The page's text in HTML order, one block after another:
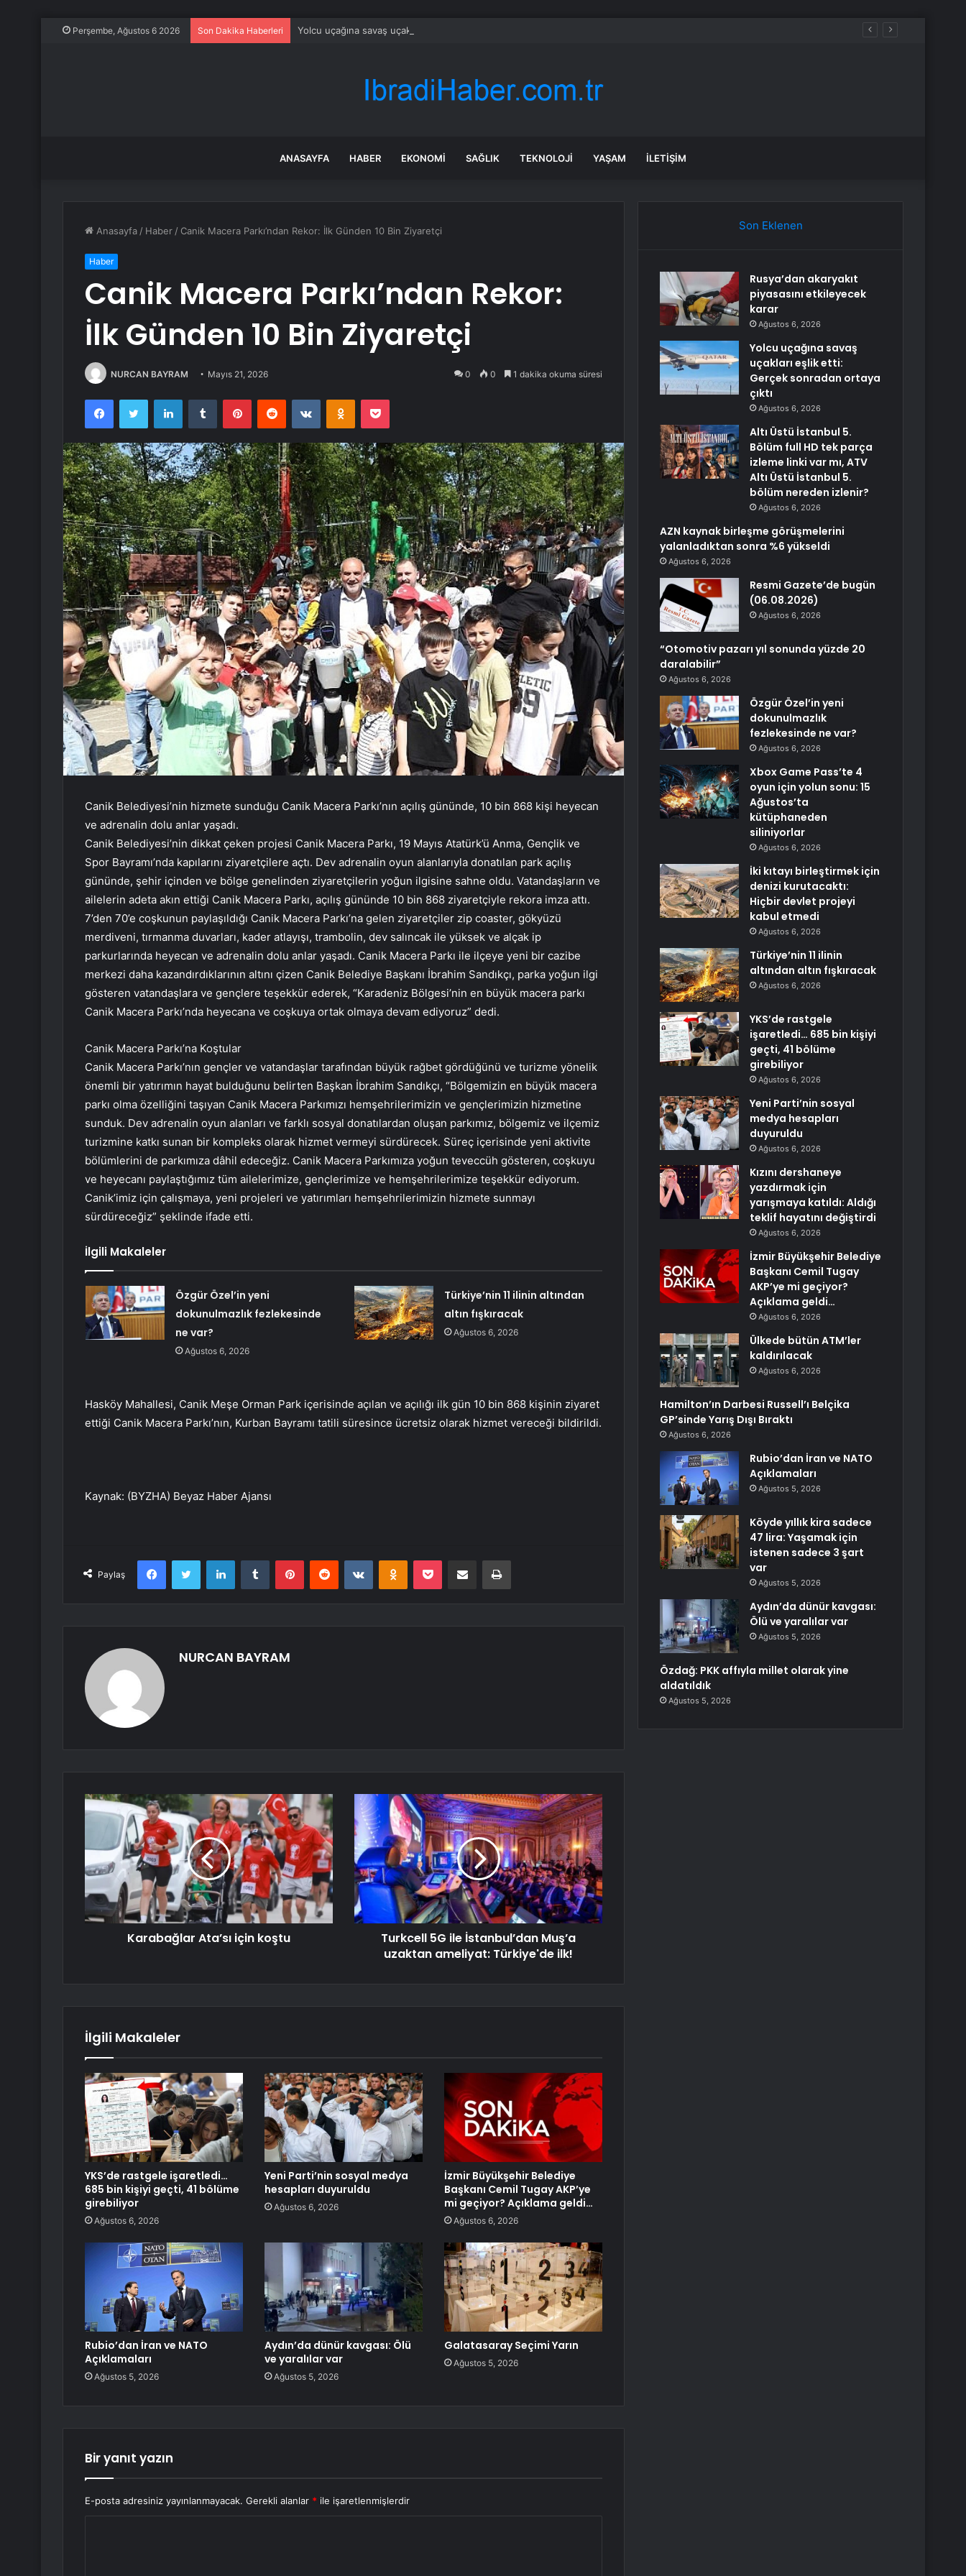
Perşembe, Ağustos 6 2026 Son Dakika Haberleri Yolcu uçağına savaş uçakları eşlik etti: Gerçek sonradan ortaya çıktı
ANASAYFA HABER EKONOMI SAĞLIK TEKNOLOJI YAŞAM İLETIŞIM
Anasayfa / Haber / Canik Macera Parkı’ndan Rekor: İlk Günden 10 Bin Ziyaretçi
Haber
Canik Macera Parkı’ndan Rekor:
İlk Günden 10 Bin Ziyaretçi
NURCAN BAYRAM Mayıs 21, 2026 0 0 1 dakika okuma süresi
FacebookTwitter LinkedInTumblr PinterestReddit VKontakteOdnoklassniki
Pocket
Canik Belediyesi’nin hizmete sunduğu Canik Macera Parkı’nın açılış gününde, 10 bin 868 kişi heyecan
ve adrenalin dolu anlar yaşadı.
Canik Belediyesi’nin dikkat çeken projesi Canik Macera Parkı, 19 Mayıs Atatürk’ü Anma, Gençlik ve
Spor Bayramı’nda kapılarını ziyaretçilere açtı. Dev adrenalin oyun alanlarıyla donatılan park açılış
gününde, şehir içinden ve bölge genelinden ziyaretçilerin yoğun ilgisine sahne oldu. Vatandaşların ve
ailelerin adeta akın ettiği Canik Macera Parkı, açılış gününde 10 bin 868 ziyaretçiyle rekora imza attı.
7’den 70’e coşkunun paylaşıldığı Canik Macera Parkı’na gelen ziyaretçiler zip coaster, gökyüzü
merdiveni, tırmanma duvarları, kader atlayışı, trambolin, dev salıncak ile yüksek ve alçak ip
parkurlarında heyecan ve adrenalin dolu anlar yaşadı. Canik Macera Parkı ile ilçeye yeni bir cazibe
merkezi daha kazandırdıklarının altını çizen Canik Belediye Başkanı İbrahim Sandıkçı, parka yoğun ilgi
gösteren vatandaşlara ve gençlere teşekkür ederek, “Karadeniz Bölgesi’nin en büyük macera parkı
Canik Macera Parkı’nda heyecana ve coşkuya ortak olmaya devam ediyoruz” dedi.
Canik Macera Parkı’na Koştular
Canik Macera Parkı’nın gençler ve vatandaşlar tarafından büyük rağbet gördüğünü ve turizme yönelik
önemli bir yatırımın hayat bulduğunu belirten Başkan İbrahim Sandıkçı, “Bölgemizin en büyük macera
parkı olma özelliğini taşıyan Canik Macera Parkımızı hemşehrilerimizin ve gençlerimizin hizmetine
sunduk. Dev adrenalin oyun alanları ve farklı sosyal donatılardan oluşan parkımız, bölgemiz ve ilçemiz
turizmine katkı sunan bir kompleks olarak hizmet vermeyi sürdürecek. Süreç içerisinde yeni aktivite
bölümlerini de parkımıza dâhil edeceğiz. Canik Macera Parkımıza yoğun teveccüh gösteren, coşkuyu
ve heyecanı paylaştığımız tüm ailelerimize, gençlerimize ve hemşehrilerimize teşekkür ediyorum.
Canik’imiz için çalışmaya, yeni projeleri ve yatırımları hemşehrilerimizin hizmete sunmayı
sürdüreceğiz” şeklinde ifade etti.
İlgili Makaleler
Özgür Özel’in yeni
dokunulmazlık fezlekesinde
ne var?
Ağustos 6, 2026
Türkiye’nin 11 ilinin altından
altın fışkıracak
Ağustos 6, 2026
Hasköy Mahallesi, Canik Meşe Orman Park içerisinde açılan ve açılığı ilk gün 10 bin 868 kişinin ziyaret
ettiği Canik Macera Parkı’nın, Kurban Bayramı tatili süresince ücretsiz olarak hizmet vereceği bildirildi.
Kaynak: (BYZHA) Beyaz Haber Ajansı
Paylaş
FacebookTwitter LinkedInTumblr PinterestReddit VKontakteOdnoklassniki
Pocket E-Posta ile paylaş Yazdır
NURCAN BAYRAM
Karabağlar Ata’sı için koştu
Turkcell 5G ile İstanbul’dan Muş’a
uzaktan ameliyat: Türkiye'de ilk!
İlgili Makaleler
YKS’de rastgele işaretledi…
685 bin kişiyi geçti, 41 bölüme
girebiliyor
Ağustos 6, 2026
Yeni Parti’nin sosyal medya
hesapları duyuruldu
Ağustos 6, 2026
İzmir Büyükşehir Belediye
Başkanı Cemil Tugay AKP’ye
mi geçiyor? Açıklama geldi…
Ağustos 6, 2026
Rubio’dan İran ve NATO
Açıklamaları
Ağustos 5, 2026
Aydın’da dünür kavgası: Ölü
ve yaralılar var
Ağustos 5, 2026
Galatasaray Seçimi Yarın
Ağustos 5, 2026
Bir yanıt yazın
E-posta adresiniz yayınlanmayacak. Gerekli alanlar * ile işaretlenmişlerdir
Son Eklenen
Rusya’dan akaryakıt
piyasasını etkileyecek
karar
Ağustos 6, 2026
Yolcu uçağına savaş
uçakları eşlik etti:
Gerçek sonradan ortaya
çıktı
Ağustos 6, 2026
Altı Üstü İstanbul 5.
Bölüm full HD tek parça
izleme linki var mı, ATV
Altı Üstü İstanbul 5.
bölüm nereden izlenir?
Ağustos 6, 2026
AZN kaynak birleşme görüşmelerini
yalanladıktan sonra %6 yükseldi
Ağustos 6, 2026
Resmi Gazete’de bugün
(06.08.2026)
Ağustos 6, 2026
“Otomotiv pazarı yıl sonunda yüzde 20
daralabilir”
Ağustos 6, 2026
Özgür Özel’in yeni
dokunulmazlık
fezlekesinde ne var?
Ağustos 6, 2026
Xbox Game Pass’te 4
oyun için yolun sonu: 15
Ağustos’ta
kütüphaneden
siliniyorlar
Ağustos 6, 2026
İki kıtayı birleştirmek için
denizi kurutacaktı:
Hiçbir devlet projeyi
kabul etmedi
Ağustos 6, 2026
Türkiye’nin 11 ilinin
altından altın fışkıracak
Ağustos 6, 2026
YKS’de rastgele
işaretledi… 685 bin kişiyi
geçti, 41 bölüme
girebiliyor
Ağustos 6, 2026
Yeni Parti’nin sosyal
medya hesapları
duyuruldu
Ağustos 6, 2026
Kızını dershaneye
yazdırmak için
yarışmaya katıldı: Aldığı
teklif hayatını değiştirdi
Ağustos 6, 2026
İzmir Büyükşehir Belediye
Başkanı Cemil Tugay
AKP’ye mi geçiyor?
Açıklama geldi…
Ağustos 6, 2026
Ülkede bütün ATM’ler
kaldırılacak
Ağustos 6, 2026
Hamilton’ın Darbesi Russell’ı Belçika
GP’sinde Yarış Dışı Bıraktı
Ağustos 6, 2026
Rubio’dan İran ve NATO
Açıklamaları
Ağustos 5, 2026
Köyde yıllık kira sadece
47 lira: Yaşamak için
istenen sadece 3 şart
var
Ağustos 5, 2026
Aydın’da dünür kavgası:
Ölü ve yaralılar var
Ağustos 5, 2026
Özdağ: PKK affıyla millet olarak yine
aldatıldık
Ağustos 5, 2026